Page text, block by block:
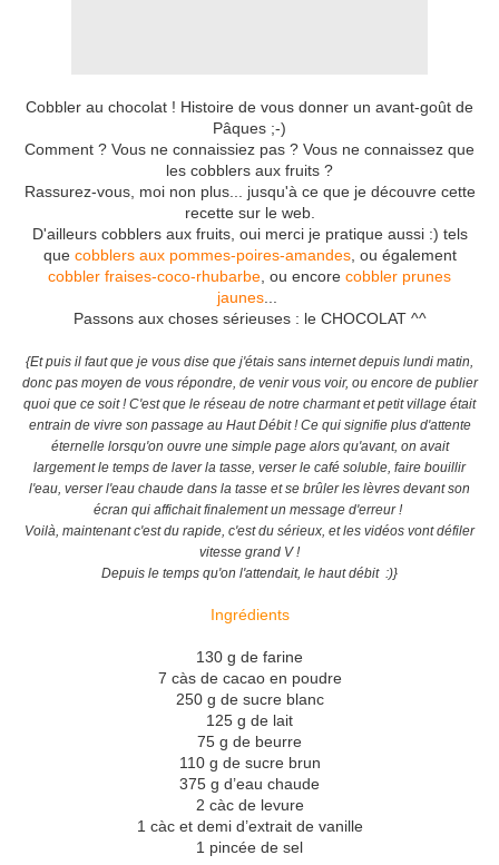
Cobbler au chocolat ! Histoire de vous donner un avant-goût de
Pâques ;-)
Comment ? Vous ne connaissiez pas ? Vous ne connaissez que
les cobblers aux fruits ?
Rassurez-vous, moi non plus... jusqu'à ce que je découvre cette
recette sur le web.
D'ailleurs cobblers aux fruits, oui merci je pratique aussi :) tels
que cobblers aux pommes-poires-amandes, ou également
cobbler fraises-coco-rhubarbe , ou encore cobbler prunes
jaunes
Passons aux choses sérieuses : le CHOCOLAT ^^
{Et puis il faut que je vous dise que j'étais sans internet depuis lundi matin,
donc pas moyen de vous répondre, de venir vous voir, ou encore de publier
quoi que ce soit ! C'est que le réseau de notre charmant et petit village était
entrain de vivre son passage au Haut Débit ! Ce qui signifie plus d'attente
éternelle lorsqu'on ouvre une simple page alors qu'avant, on avait
largement le temps de laver la tasse, verser le café soluble, faire bouillir
l'eau, verser l'eau chaude dans la tasse et se brûler les lèvres devant son
écran qui affichait finalement un message d'erreur !
Voilà, maintenant c'est du rapide, c'est du sérieux, et les vidéos vont défiler
vitesse grand V !
Depuis le temps qu'on l'attendait, le haut débit :)}
Ingrédients
130 g de farine
7 càs de cacao en poudre
250 g de sucre blanc
125 g de lait
75 g de beurre
110 g de sucre brun
375 g d’eau chaude
2 càc de levure
1 càc et demi d’extrait de vanille
1 pincée de sel